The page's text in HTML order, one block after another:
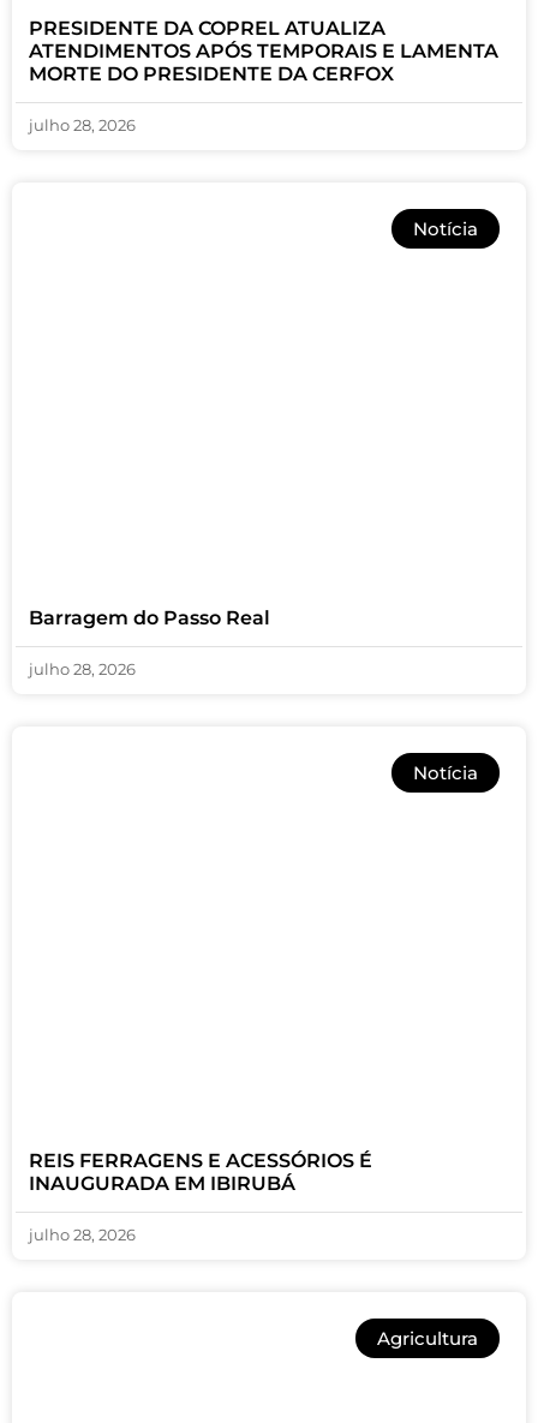
PRESIDENTE DA COPREL ATUALIZA
ATENDIMENTOS APÓS TEMPORAIS E LAMENTA
MORTE DO PRESIDENTE DA CERFOX
julho 28, 2026
Notícia
Barragem do Passo Real
julho 28, 2026
Notícia
REIS FERRAGENS E ACESSÓRIOS É
INAUGURADA EM IBIRUBÁ
julho 28, 2026
Agricultura